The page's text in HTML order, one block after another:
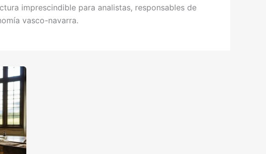
imprescindible para analistas, responsables de
vasco-navarra.